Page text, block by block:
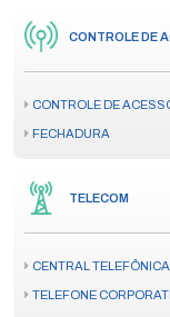
CONTROLE DE
CONTROLE DE
FECHADURA
TELECOM
CENTRAL TELEFÔNICA
TELEFONE